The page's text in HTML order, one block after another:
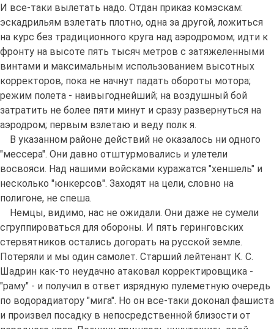
И все-таки вылетать надо. Отдан приказ комэскам:
эскадрильям взлетать плотно, одна за другой, ложиться
на курс без традиционного круга над аэродромом; идти к
фронту на высоте пять тысяч метров с затяжеленными
винтами и максимальным использованием высотных
корректоров, пока не начнут падать обороты мотора;
режим полета - наивыгоднейший; на воздушный бой
затратить не более пяти минут и сразу развернуться на
аэродром; первым взлетаю и веду полк я.
В указанном районе действий не оказалось ни одного
"мессера". Они давно отштурмовались и улетели
восвояси. Над нашими войсками куражатся "хеншель" и
несколько "юнкерсов". Заходят на цели, словно на
полигоне, не спеша.
Немцы, видимо, нас не ожидали. Они даже не сумели
сгруппироваться для обороны. И пять геринговских
стервятников остались догорать на русской земле.
Потеряли и мы один самолет. Старший лейтенант К. С.
Шадрин как-то неудачно атаковал корректировщика -
"раму" - и получил в ответ изрядную пулеметную очередь
по водорадиатору "мига". Но он все-таки доконал фашиста
и произвел посадку в непосредственной близости от